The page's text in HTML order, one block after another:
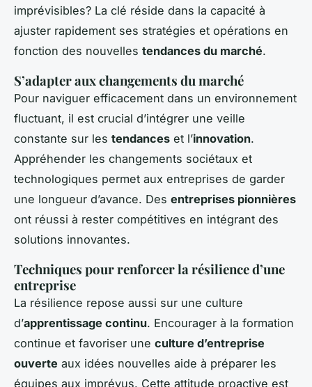
imprévisibles? La clé réside dans la capacité à
ajuster rapidement ses stratégies et opérations en
fonction des nouvelles tendances du marché.
S’adapter aux changements du marché
Pour naviguer efficacement dans un environnement
fluctuant, il est crucial d’intégrer une veille
constante sur les tendances et l’innovation.
Appréhender les changements sociétaux et
technologiques permet aux entreprises de garder
une longueur d’avance. Des entreprises pionnières
ont réussi à rester compétitives en intégrant des
solutions innovantes.
Techniques pour renforcer la résilience d’une
entreprise
La résilience repose aussi sur une culture
d’apprentissage continu. Encourager à la formation
continue et favoriser une culture d’entreprise
ouverte aux idées nouvelles aide à préparer les
équipes aux imprévus. Cette attitude proactive est